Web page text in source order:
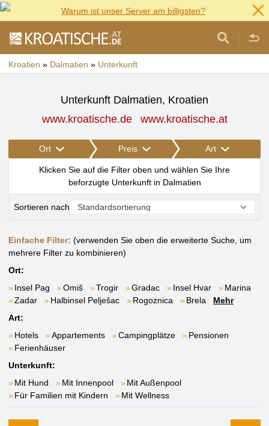
Warum ist unser Server am billigsten?
Kroatien » Dalmatien » Unterkunft
Unterkunft Dalmatien, Kroatien
www.kroatische.de
www.kroatische.at
Ort Preis Art
Klicken Sie auf die Filter oben und wählen Sie Ihre
beforzugte Unterkunft in Dalmatien
Sortieren nach
Einfache Filter: (verwenden Sie oben die erweiterte Suche, um
mehrere Filter zu kombinieren)
Ort:
Insel Pag
Omiš Trogir Gradac Insel Hvar
Marina
Zadar
Halbinsel Pelješac Rogoznica Brela
Mehr
Art:
Hotels
Appartements Campingplätze
Pensionen
Ferienhäuser
Unterkunft:
Mit Hund
Mit Innenpool
Mit Außenpool
Für Familien mit Kindern
Mit Wellness